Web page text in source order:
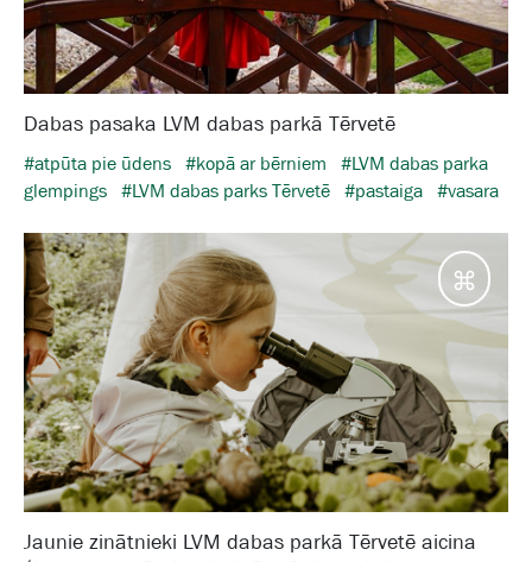
Dabas pasaka LVM dabas parkā Tērvetē
#atpūta pie ūdens #kopā ar bērniem
#LVM dabas parka
glempings #LVM dabas parks Tērvetē #pastaiga #vasara
Jaunie zinātnieki LVM dabas parkā Tērvetē aicina